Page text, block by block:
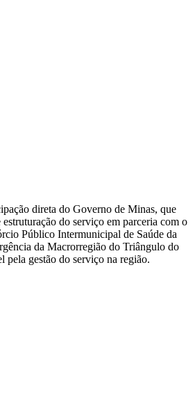
direta do Governo de Minas, que
estruturação do serviço em parceria com o
Público Intermunicipal de Saúde da
da Macrorregião do Triângulo do
pela gestão do serviço na região.